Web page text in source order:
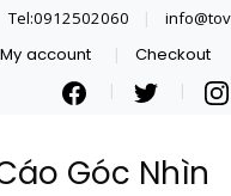
Tel:0912502060
My account Checkout
Góc Nhìn